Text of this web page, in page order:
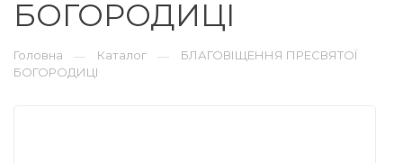
БОГОРОДИЦІ
Головна — Каталог —
БЛАГОВІЩЕННЯ ПРЕСВЯТОЇ
БОГОРОДИЦІ